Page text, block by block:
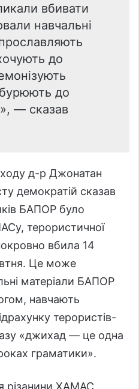
вбивати
навчальні
до
до
— сказав
д-р Джонатан
демократій сказав
БАПОР було
терористичної
вбила 14
Це може
матеріали БАПОР
навчають
терористів-
«джихад — це одна
граматики».
різанини ХАМАС